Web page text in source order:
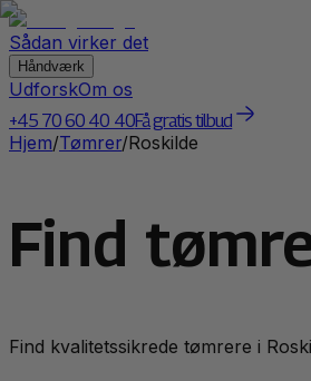
Sådan virker det
Håndværk
UdforskOm os
+45 70 60 40 40Få gratis tilbud
Hjem/Tømrer/Roskilde
Find
Find kvalitetssikrede tømrere i